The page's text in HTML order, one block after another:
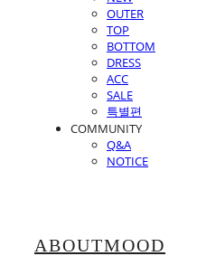
OUTER
TOP
BOTTOM
DRESS
ACC
SALE
특별편
COMMUNITY
Q&A
NOTICE
ABOUTMOOD